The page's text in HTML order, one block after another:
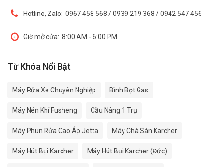
Hotline, Zalo: 0967 458 568 / 0939 219 368 / 0942 547 456
Giờ mở cửa: 8:00 AM - 6:00 PM
Từ Khóa Nổi Bật
Máy Rửa Xe Chuyên Nghiệp Bình Bọt Gas
Máy Nén Khí Fusheng Cầu Nâng 1 Trụ
Máy Phun Rửa Cao Áp Jetta Máy Chà Sàn Karcher
Máy Hút Bụi Karcher Máy Hút Bụi Karcher (Đức)